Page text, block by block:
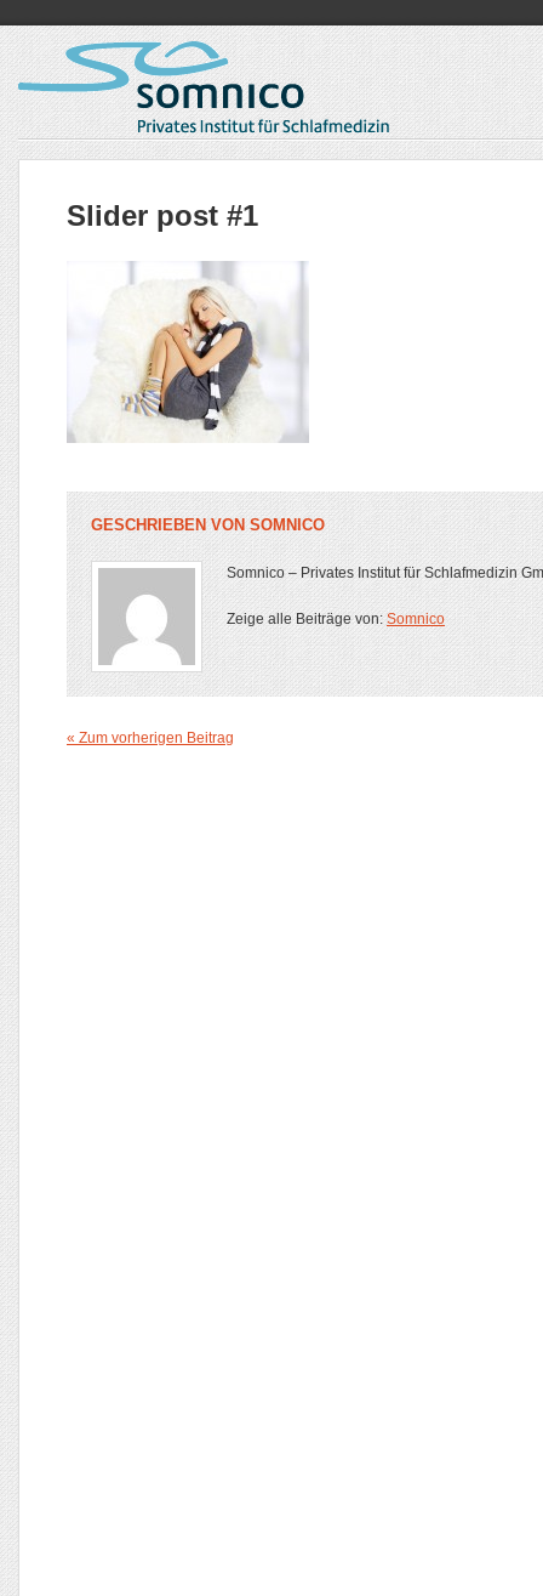
Slider post #1
GESCHRIEBEN VONSOMNICO
Somnico – Privates Institut für Schlafmedizin
Zeige alle Beiträge von: Somnico
« Zum vorherigen Beitrag